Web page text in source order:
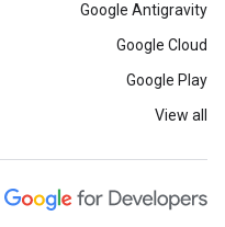
Google Antigravity
Google Cloud
Google Play
View all